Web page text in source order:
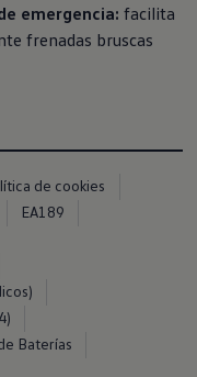
airbags Takata
emergencia: facilita
frenadas bruscas
de cookies
EA189
Baterías